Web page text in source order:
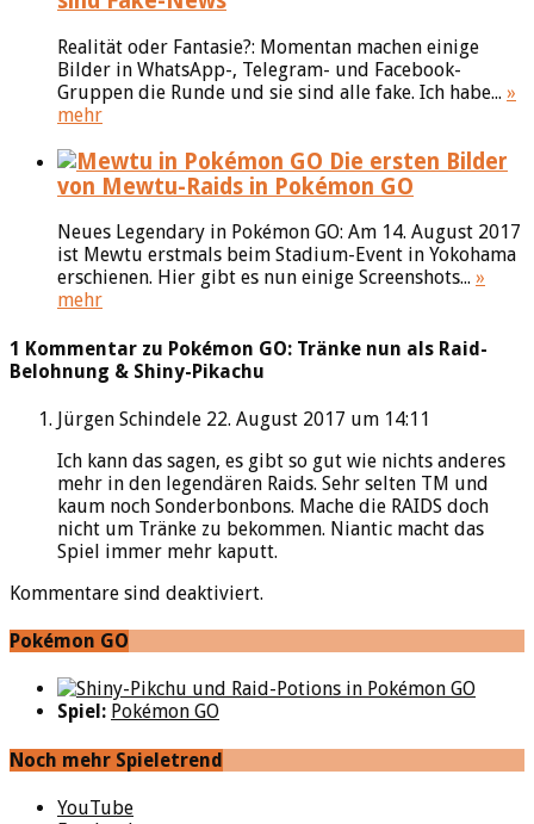
Realität oder Fantasie?: Momentan machen einige
Bilder in WhatsApp-, Telegram- und Facebook-
Gruppen die Runde und sie sind alle fake. Ich habe... »
mehr
Die ersten Bilder
von Mewtu-Raids in Pokémon GO
Neues Legendary in Pokémon GO: Am 14. August 2017
ist Mewtu erstmals beim Stadium-Event in Yokohama
erschienen. Hier gibt es nun einige Screenshots... »
mehr
1 Kommentar zu Pokémon GO: Tränke nun als Raid-
Belohnung & Shiny-Pikachu
Jürgen Schindele 22. August 2017 um 14:11
Ich kann das sagen, es gibt so gut wie nichts anderes
mehr in den legendären Raids. Sehr selten TM und
kaum noch Sonderbonbons. Mache die RAIDS doch
nicht um Tränke zu bekommen. Niantic macht das
Spiel immer mehr kaputt.
Kommentare sind deaktiviert.
Pokémon GO
Spiel: Pokémon GO
Noch mehr Spieletrend
YouTube